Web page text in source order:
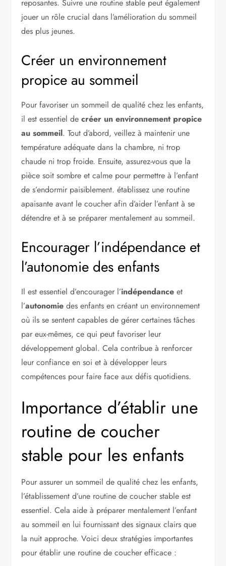
reposantes. Suivre une routine stable peut également
jouer un rôle crucial dans l’amélioration du sommeil
des plus jeunes.
Créer un environnement
propice au sommeil
Pour favoriser un sommeil de qualité chez les enfants,
il est essentiel decréer un environnement propice
au sommeil. Tout d’abord, veillez à maintenir une
température adéquate dans la chambre, ni trop
chaude ni trop froide. Ensuite, assurez-vous que la
pièce soit sombre et calme pour permettre à l’enfant
de s’endormir paisiblement. établissez une routine
apaisante avant le coucher afin d’aider l’enfant à se
détendre et à se préparer mentalement au sommeil.
Encourager l’indépendance et
l’autonomie des enfants
Il est essentiel d’encourager l’indépendance et
l’autonomie des enfants en créant un environnement
où ils se sentent capables de gérer certaines tâches
par eux-mêmes, ce qui peut favoriser leur
développement global. Cela contribue à renforcer
leur confiance en soi et à développer leurs
compétences pour faire face aux défis quotidiens.
Importance d’établir une
routine de coucher
stable pour les enfants
Pour assurer un sommeil de qualité chez les enfants,
l’établissement d’une routine de coucher stable est
essentiel. Cela aide à préparer mentalement l’enfant
au sommeil en lui fournissant des signaux clairs que
la nuit approche. Voici deux stratégies importantes
pour établir une routine de coucher efficace :